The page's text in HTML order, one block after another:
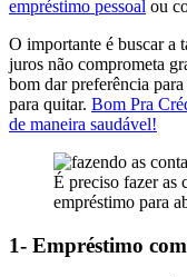
empréstimo pessoal ou
O importante é buscar a
juros não comprometa
bom dar preferência
para quitar. Bom Pra
de maneira saudável!
É preciso fazer as
empréstimo para
1- Empréstimo